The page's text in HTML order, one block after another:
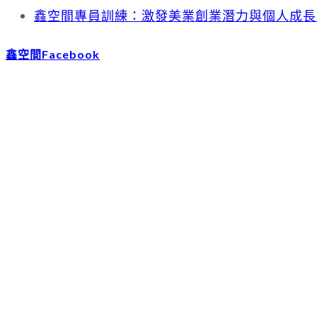
鑫空間專員訓練：激發美業創業潛力與個人成
鑫空間Facebook